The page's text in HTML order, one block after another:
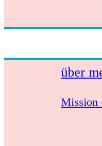
über
Mission